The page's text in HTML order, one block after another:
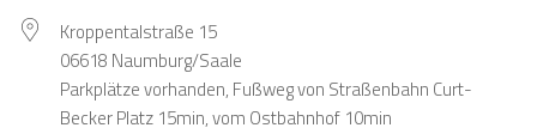
Kroppentalstraße 15
06618 Naumburg/Saale
Parkplätze vorhanden, Fußweg von Straßenbahn Curt-
Becker Platz 15min, vom Ostbahnhof 10min